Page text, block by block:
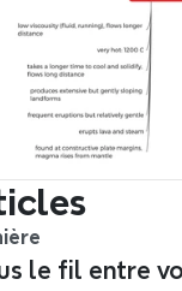
le fil entre